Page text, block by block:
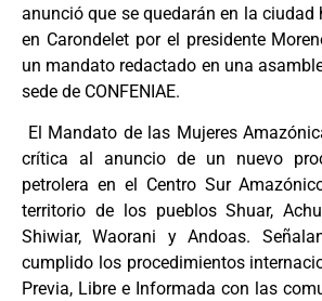
anunció que se quedarán en la ciudad
en Carondelet por el presidente
un mandato redactado en una
sede de CONFENIAE.
El Mandato de las Mujeres
crítica al anuncio de un nuevo
petrolera en el Centro Sur
territorio de los pueblos Shuar,
Shiwiar, Waorani y Andoas.
cumplido los procedimientos
Previa, Libre e Informada con las